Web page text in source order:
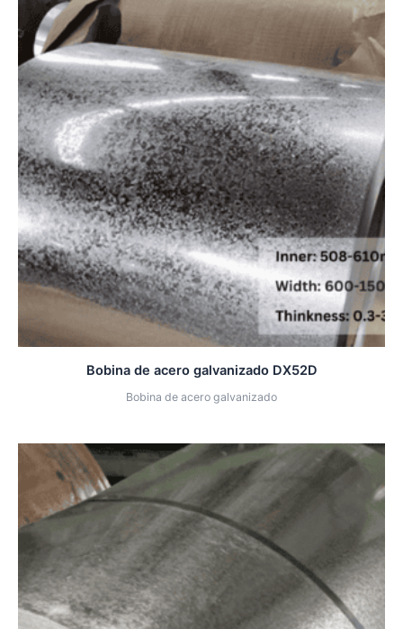
Bobina de acero galvanizado DX52D
Bobina de acero galvanizado